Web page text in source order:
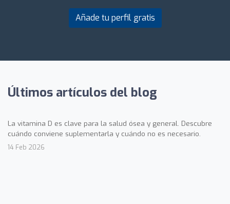
Añade tu perfil gratis
Últimos artículos del blog
La vitamina D es clave para la salud ósea y general. Descubre
cuándo conviene suplementarla y cuándo no es necesario.
14 Feb 2026